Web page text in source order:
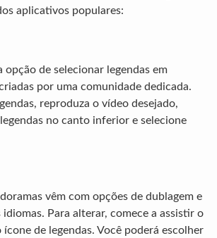
aplicativos populares:
opção de selecionar legendas em
por uma comunidade dedicada.
reproduza o vídeo desejado,
no canto inferior e selecione
vêm com opções de dublagem e
idiomas. Para alterar, comece a assistir o
de legendas. Você poderá escolher